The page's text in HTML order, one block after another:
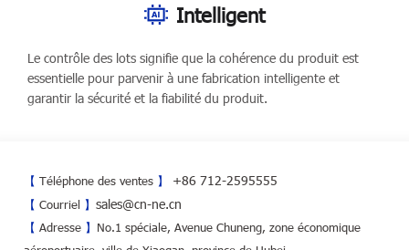
Intelligent
Le contrôle des lots signifie que la cohérence du produit est
essentielle pour parvenir à une fabrication intelligente et
garantir la sécurité et la fiabilité du produit.
【Téléphone des ventes 】 +86 712-2595555
【Courriel 】sales@cn-ne.cn
【Adresse 】 No.1 spéciale, Avenue Chuneng, zone économique